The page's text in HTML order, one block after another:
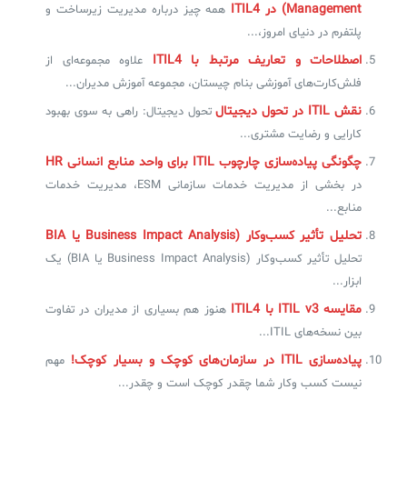
Management) در ITIL4
همه چیز درباره مدیریت زیرساخت و
پلتفرم در دنیای امروز،...
اصطلاحات و تعاریف مرتبط با ITIL4
علاوه مجموعه‌ای از
فلش‌کارت‌های آموزشی بنام چیستان، مجموعه‌ آموزش مدیران...
نقش ITIL در تحول دیجیتال
تحول دیجیتال: راهی به سوی بهبود
کارایی و رضایت مشتری...
چگونگی پیاده‌سازی چارچوب ITIL‌ برای واحد منابع انسانی HR
در بخشی از مدیریت خدمات سازمانی ESM، مدیریت خدمات
منابع...
تحلیل تأثیر کسب‌وکار (Business Impact Analysis یا BIA
تحلیل تأثیر کسب‌وکار (Business Impact Analysis یا BIA) یک
ابزار...
مقایسه ITIL v3 با ITIL4
هنوز هم بسیاری از مدیران در تفاوت
بین نسخه‌های ITIL...
پیاده‌سازی ITIL در سازمان‌های کوچک و بسیار کوچک!
مهم
نیست کسب وکار شما چقدر کوچک است و چقدر...